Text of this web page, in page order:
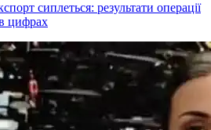
сиплеться: результати операції
цифрах